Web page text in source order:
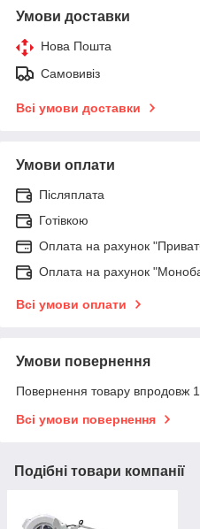
Умови доставки
Нова Пошта
Самовивіз
Всі умови доставки
Умови оплати
Післяплата
Готівкою
Оплата на рахунок
Оплата на рахунок
Всі умови оплати
Умови повернення
Повернення товару впродовж
Всі умови повернення
Подібні товари компанії